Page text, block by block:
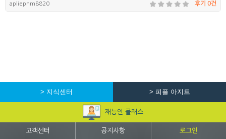
apliepnm8820 후기 0건
> 지식센터 > 피플 아지트
재능인 클래스
고객센터 공지사항 로그인